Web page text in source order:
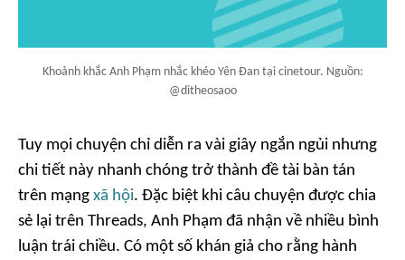
Khoảnh khắc Anh Phạm nhắc khéo Yên Đan tại cinetour. Nguồn:
@ditheosaoo
Tuy mọi chuyện chỉ diễn ra vài giây ngắn ngủi nhưng
chi tiết này nhanh chóng trở thành đề tài bàn tán
trên mạng xã hội. Đặc biệt khi câu chuyện được chia
sẻ lại trên Threads, Anh Phạm đã nhận về nhiều bình
luận trái chiều. Có một số khán giả cho rằng hành